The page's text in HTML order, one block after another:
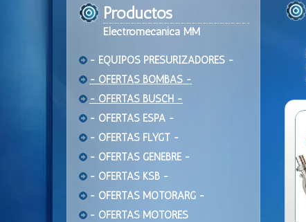
Productos
Electromecanica MM
- EQUIPOS PRESURIZADORES -
- OFERTAS BOMBAS -
- OFERTAS BUSCH -
- OFERTAS ESPA -
- OFERTAS FLYGT -
- OFERTAS GENEBRE -
- OFERTAS KSB -
- OFERTAS MOTORARG -
- OFERTAS MOTORES